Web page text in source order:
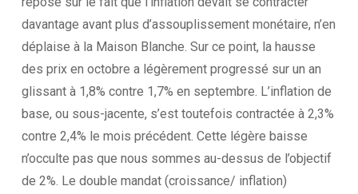
davantage avant plus d’assouplissement monétaire, n’en
déplaise à la Maison Blanche. Sur ce point, la hausse
des prix en octobre a légèrement progressé sur un an
glissant à 1,8% contre 1,7% en septembre. L’inflation de
base, ou sous-jacente, s’est toutefois contractée à 2,3%
contre 2,4% le mois précédent. Cette légère baisse
n’occulte pas que nous sommes au-dessus de l’objectif
de 2%. Le double mandat (croissance/ inflation)